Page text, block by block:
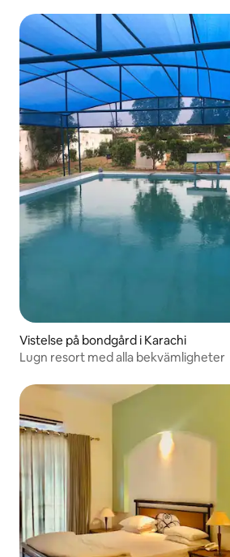
Vistelse på bondgård i Karachi
Lugn resort med alla bekvämligheter